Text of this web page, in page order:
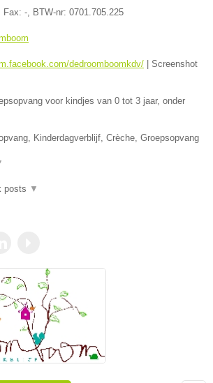
Fax: -, BTW-nr: 0701.705.225
dedroomboomkdv/
Screenshot
voor kindjes van 0 tot 3 jaar, onder
Kinderdagverblijf, Crèche, Groepsopvang
posts ▼